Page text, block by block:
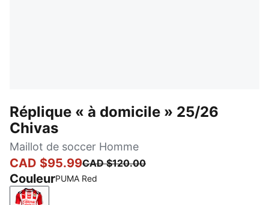
Réplique « à domicile » 25/26
Chivas
Maillot de soccer Homme
CAD $95.99CAD $120.00
CouleurPUMA Red